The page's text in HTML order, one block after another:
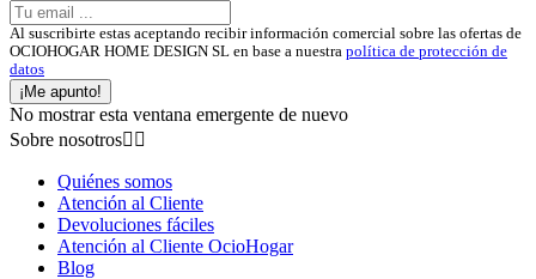
Al suscribirte estas aceptando recibir información comercial sobre las ofertas de
OCIOHOGAR HOME DESIGN SL en base a nuestra política de protección de
datos
¡Me apunto!
No mostrar esta ventana emergente de nuevo
Sobre nosotros 
Quiénes somos
Atención al Cliente
Devoluciones fáciles
Atención al Cliente OcioHogar
Blog